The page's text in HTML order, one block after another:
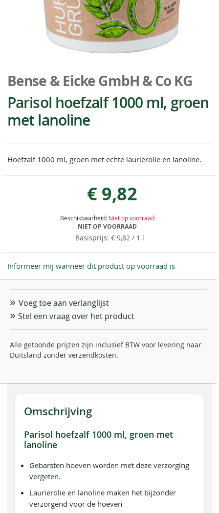
naar
het
begin
van
de
gallerij
Bense & Eicke GmbH & Co KG
Parisol hoefzalf 1000 ml, groen
met lanoline
Hoefzalf 1000 ml, groen met echte laurierolie en lanoline.
€ 9,82
€ 9,82/ 1 l
Beschikbaarheid: Niet op voorraad
NIET OP VOORRAAD
Informeer mij wanneer dit product op voorraad is
Voeg toe aan verlanglijst
Stel een vraag over het product
Alle getoonde prijzen zijn inclusief BTW voor levering naar
Duitsland zonder verzendkosten.
Omschrijving
Parisol hoefzalf 1000 ml, groen met
lanoline
Gebarsten hoeven worden met deze verzorging
vergeten.
Laurierolie en lanoline maken het bijzonder
verzorgend voor de hoeven